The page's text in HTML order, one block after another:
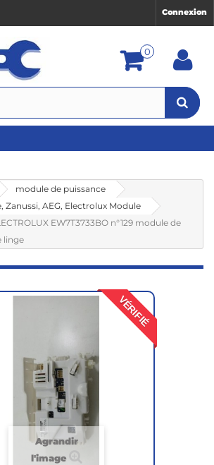
Connexion
0
module de puissance
Zanussi, AEG, Electrolux Module
EW7T3733BO n°129 module de
linge
VÉRIFIÉ
Agrandir
l'image